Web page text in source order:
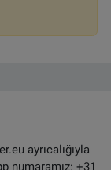
ayrıcalığıyla
numaramız: +31